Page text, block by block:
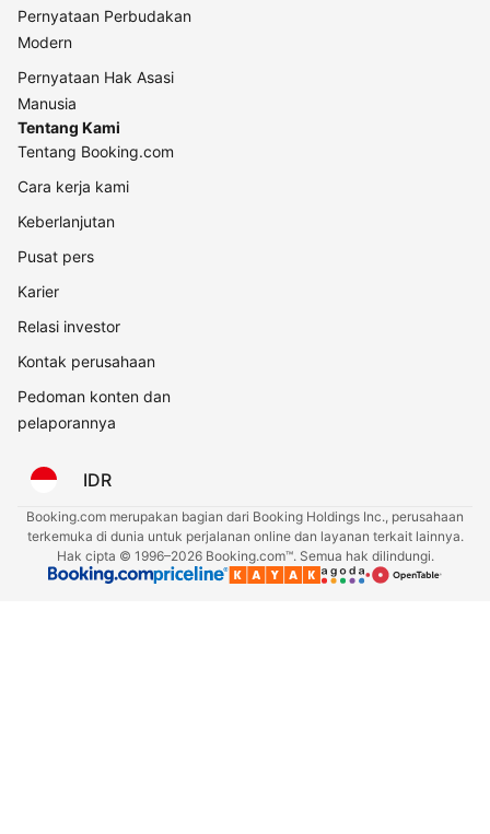
Pernyataan Perbudakan
Modern
Pernyataan Hak Asasi
Manusia
Tentang Kami
Tentang Booking.com
Cara kerja kami
Keberlanjutan
Pusat pers
Karier
Relasi investor
Kontak perusahaan
Pedoman konten dan
pelaporannya
IDR
Booking.com merupakan bagian dari Booking Holdings Inc., perusahaan
terkemuka di dunia untuk perjalanan online dan layanan terkait lainnya.
Hak cipta © 1996–2026 Booking.com™. Semua hak dilindungi.